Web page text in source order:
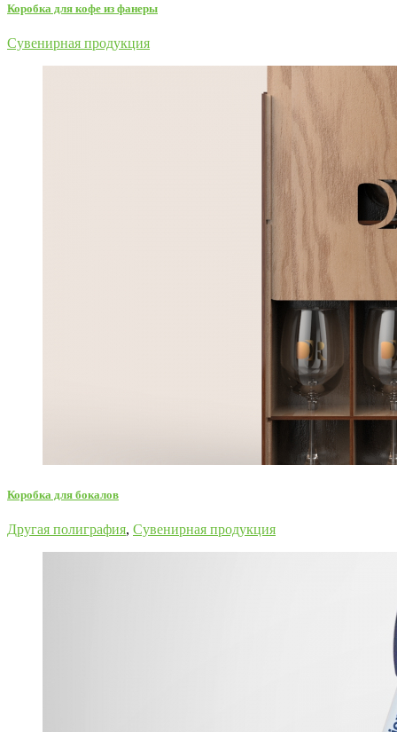
Коробка для кофе из фанеры
Сувенирная продукция
Коробка для бокалов
Другая полиграфия, Сувенирная продукция